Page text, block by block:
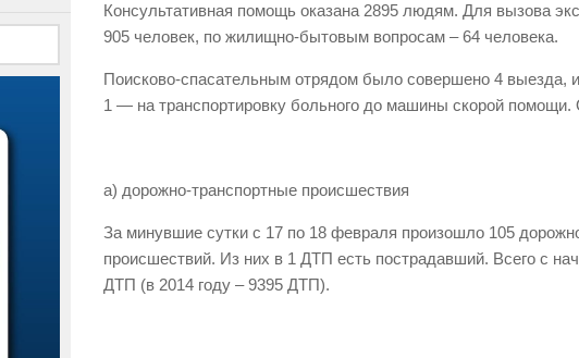
Консультативная помощь оказана 2895 людям. Для вызова
905 человек, по жилищно-бытовым вопросам – 64 человека.
Поисково-спасательным отрядом было совершено 4 выезда,
1 — на транспортировку больного до машины скорой
а) дорожно-транспортные происшествия
За минувшие сутки с 17 по 18 февраля произошло 105
происшествий. Из них в 1 ДТП есть пострадавший. Всего с
ДТП (в 2014 году – 9395 ДТП).